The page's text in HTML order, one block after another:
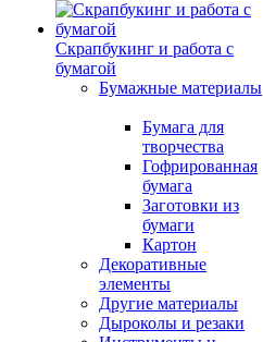
Скрапбукинг и работа с
бумагой
Бумажные материалы
Бумага для
творчества
Гофрированная
бумага
Заготовки из
бумаги
Картон
Декоративные
элементы
Другие материалы
Дыроколы и резаки